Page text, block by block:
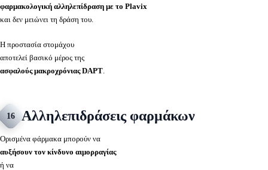
φαρμακολογική αλληλεπίδραση με το Plavix
και δεν μειώνει τη δράση του.
Η προστασία στομάχου
αποτελεί βασικό μέρος της
ασφαλούς μακροχρόνιας DAPT.
16 Αλληλεπιδράσεις φαρμάκων
Ορισμένα φάρμακα μπορούν να
αυξήσουν τον κίνδυνο αιμορραγίας
ή να